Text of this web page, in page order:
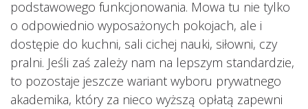
podstawowego funkcjonowania. Mowa tu nie tylko
o odpowiednio wyposażonych pokojach, ale i
dostępie do kuchni, sali cichej nauki, siłowni, czy
pralni. Jeśli zaś zależy nam na lepszym standardzie,
to pozostaje jeszcze wariant wyboru prywatnego
akademika, który za nieco wyższą opłatą zapewni